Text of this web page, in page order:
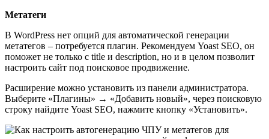
Метатеги
В WordPress нет опций для автоматической генерации
метатегов – потребуется плагин. Рекомендуем Yoast SEO, он
поможет не только с title и description, но и в целом позволит
настроить сайт под поисковое продвижение.
Расширение можно установить из панели администратора.
Выберите «Плагины» → «Добавить новый», через поисковую
строку найдите Yoast SEO, нажмите кнопку «Установить».